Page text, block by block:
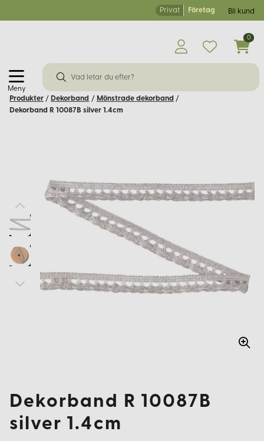
Privat Företag Bli kund
Meny
0
Produkter / Dekorband / Mönstrade dekorband /
Dekorband R 10087B silver 1.4cm
Dekorband R 10087B
silver 1.4cm